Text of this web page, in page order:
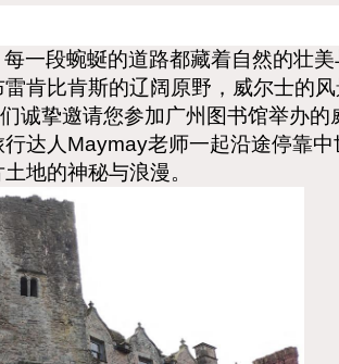
8月广图专属双
识达人挑战...
亲爱的读者朋友
们：“纤云弄巧
星传恨，银汉
数字记录，...
一段蜿蜒的道路都藏着自然的壮
肯比肯斯的辽阔原野，威尔士的风
诚挚邀请您参加广州图书馆举办的
达人Maymay老师一起沿途停靠中
地的神秘与浪漫。